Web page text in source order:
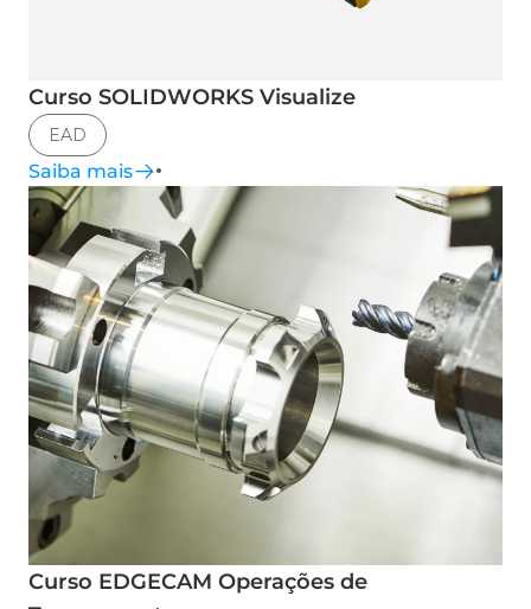
EAD
Curso SOLIDWORKS Visualize
Saiba mais
Curso EDGECAM Operações de